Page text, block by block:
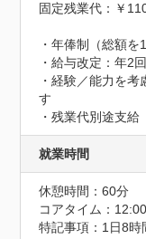
固定残業代：￥
・年俸制（総額を
・給与改定：年2
・経験／能力を
す
・残業代別途支給
就業時間
休憩時間：60分
コアタイム：
特記事項：1日8時